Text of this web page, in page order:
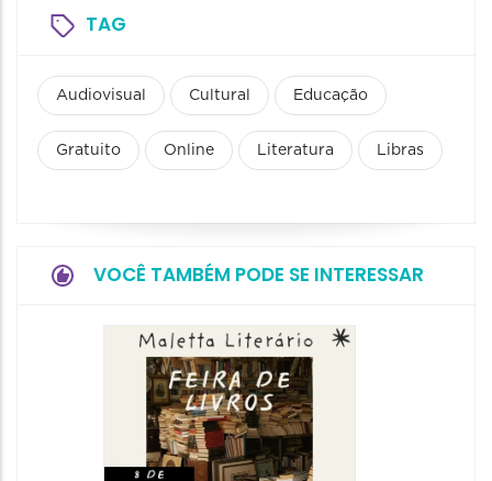
TAG
Audiovisual Cultural Educação
Gratuito Online Literatura Libras
VOCÊ TAMBÉM PODE SE INTERESSAR